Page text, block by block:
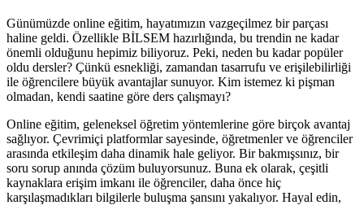
Günümüzde online eğitim, hayatımızın vazgeçilmez bir parçası
haline geldi. Özellikle BİLSEM hazırlığında, bu trendin ne kadar
önemli olduğunu hepimiz biliyoruz. Peki, neden bu kadar popüler
oldu dersler? Çünkü esnekliği, zamandan tasarrufu ve erişilebilirliği
ile öğrencilere büyük avantajlar sunuyor. Kim istemez ki pişman
olmadan, kendi saatine göre ders çalışmayı?
Online eğitim, geleneksel öğretim yöntemlerine göre birçok avantaj
sağlıyor. Çevrimiçi platformlar sayesinde, öğretmenler ve öğrenciler
arasında etkileşim daha dinamik hale geliyor. Bir bakmışsınız, bir
soru sorup anında çözüm buluyorsunuz. Buna ek olarak, çeşitli
kaynaklara erişim imkanı ile öğrenciler, daha önce hiç
karşılaşmadıkları bilgilerle buluşma şansını yakalıyor. Hayal edin,